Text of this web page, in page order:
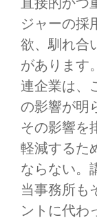
ジャーの採
欲、馴れ合
があります
連企業は、
の影響が明
その影響を
軽減するた
ならない。
当事務所も
ントに代わ